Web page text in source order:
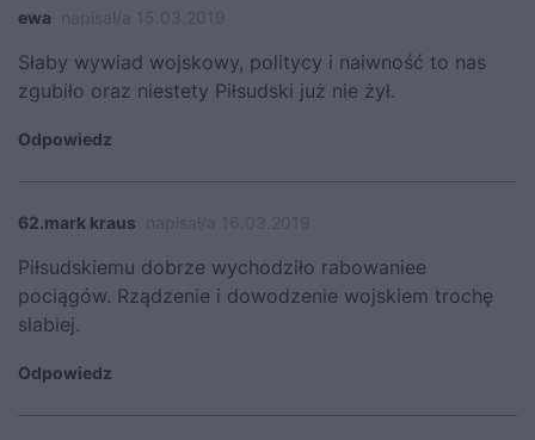
ewa
Słaby wywiad wojskowy, politycy i naiwność to nas
zgubiło oraz niestety Piłsudski już nie żył.
Odpowiedz
62.mark kraus
Piłsudskiemu dobrze wychodziło rabowaniee
pociągów. Rządzenie i dowodzenie wojskiem trochę
slabiej.
Odpowiedz